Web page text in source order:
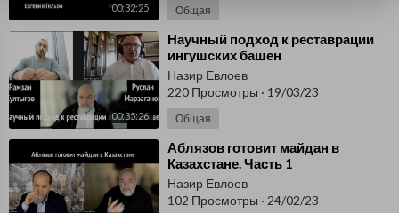
00:32:25 Общая
00:35:26
⁣Научный подход к реставрации
ингушских башен
Назир Евлоев
220 Просмотры · 19/03/23
Общая
⁣Аблязов готовит майдан в
Казахстане. Часть 1
Назир Евлоев
102 Просмотры · 24/02/23